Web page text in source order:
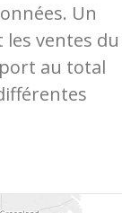
Un
ventes du
au total